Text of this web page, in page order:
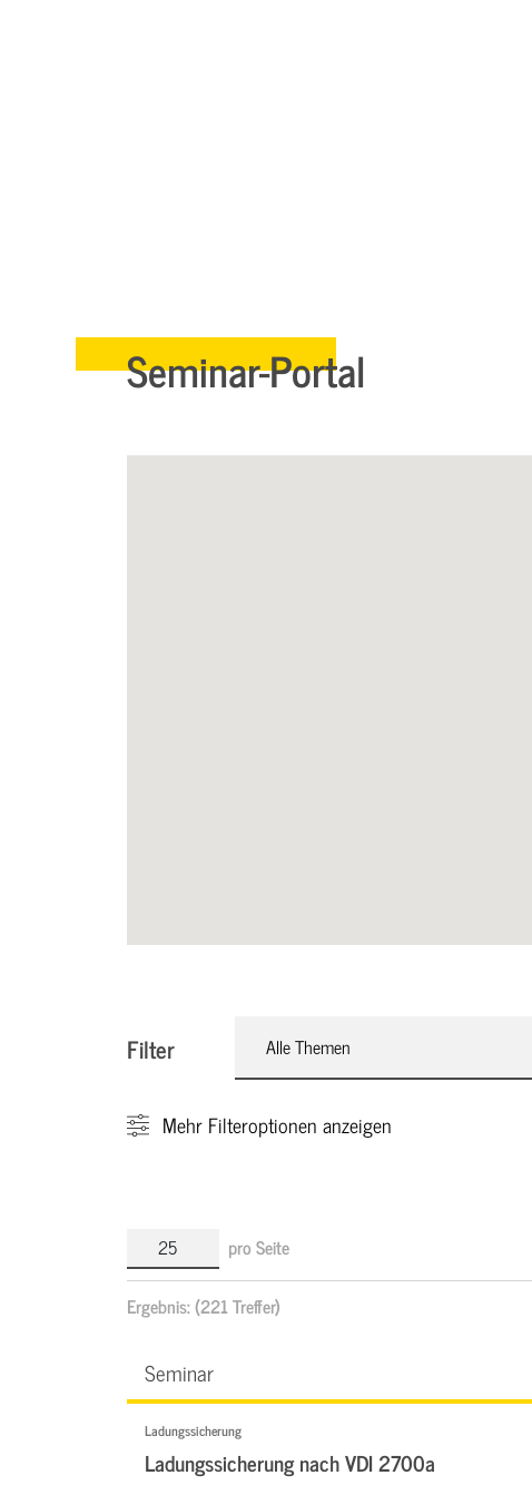
Seminar-Portal
Filter Alle Themen
Mehr Filteroptionen anzeigen
pro Seite
Ergebnis:(221 Treffer)
Seminar
Ladungssicherung
Ladungssicherung nach VDI 2700a